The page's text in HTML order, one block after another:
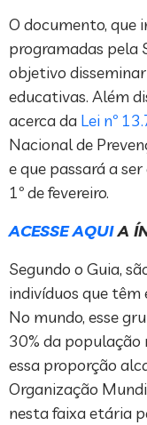
O documento, que
programadas pela
objetivo
educativas. Além
acerca da Lei nº
Nacional de
e que passará a
1º de fevereiro.
ACESSE AQUIA
Segundo o Guia,
indivíduos que
No mundo, esse
30% da população
essa proporção
Organização
nesta faixa etária